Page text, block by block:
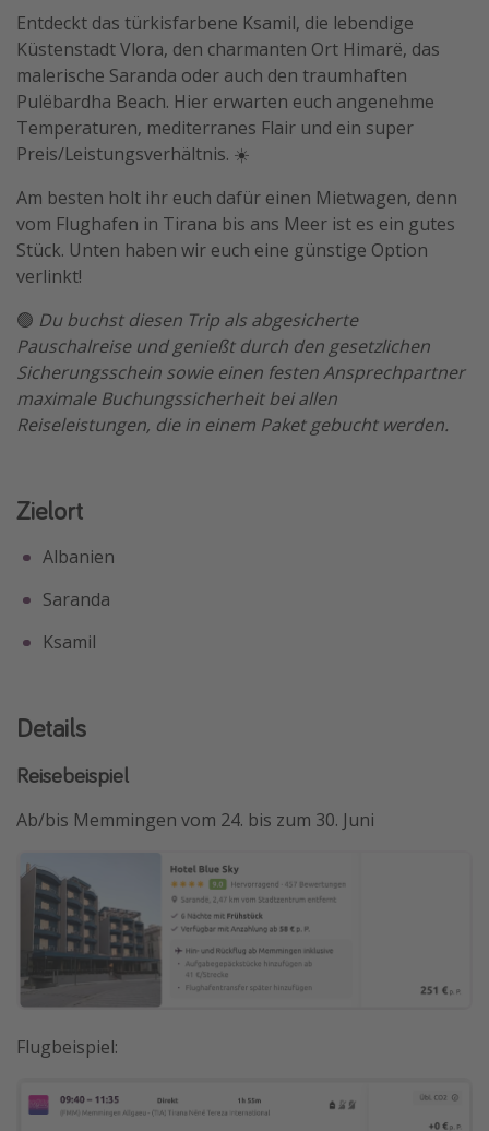
Reisepassfreie Reiseziele
Travel Know How
Silvesterreisen
Last Minute Urlaub Mallorca
Last Minute Urlaub Deutschland
Entdeckt das türkisfarbene Ksamil, die lebendige
Küstenstadt Vlora, den charmanten Ort Himarë, das
malerische Saranda oder auch den traumhaften
Pulëbardha Beach. Hier erwarten euch angenehme
Temperaturen, mediterranes Flair und ein super
Preis/Leistungsverhältnis. ☀️
Am besten holt ihr euch dafür einen Mietwagen, denn
vom Flughafen in Tirana bis ans Meer ist es ein gutes
Stück. Unten haben wir euch eine günstige Option
verlinkt!
🟢 Du buchst diesen Trip als abgesicherte
Pauschalreise und genießt durch den gesetzlichen
Sicherungsschein sowie einen festen Ansprechpartner
maximale Buchungssicherheit bei allen
Reiseleistungen, die in einem Paket gebucht werden.
Zielort
Albanien
Saranda
Ksamil
Details
Reisebeispiel
Ab/bis Memmingen vom 24. bis zum 30. Juni
Flugbeispiel: